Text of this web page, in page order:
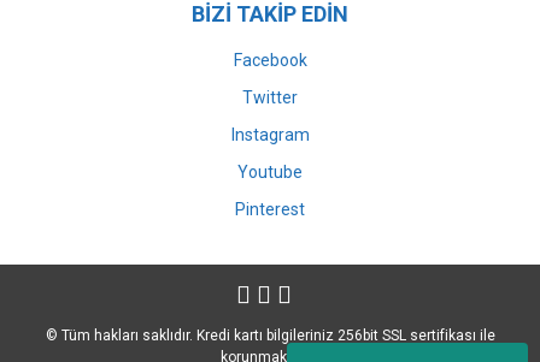
BİZİ TAKİP EDİN
Facebook
Twitter
Instagram
Youtube
Pinterest
© Tüm hakları saklıdır. Kredi kartı bilgileriniz 256bit SSL sertifikası ile
korunmaktadır.